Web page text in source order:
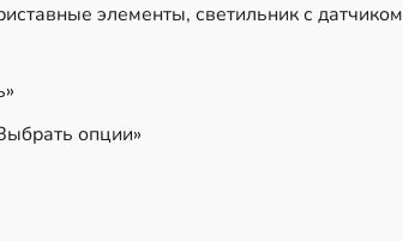
элементы, светильник с датчиком
опции»